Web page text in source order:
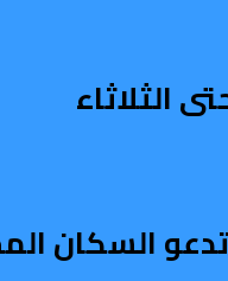
الثلاثاء
السكان